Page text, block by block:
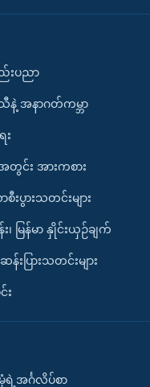
းပညာ
နဲ့ အနာဂတ်ကမ္ဘာ
း
င်း အားကစား
ပွားသတင်းများ
မြန်မာ နှိုင်းယှဉ်ချက်
န်းပြားသတင်းများ
း
ရဲ့အင်္ဂလိပ်စာ